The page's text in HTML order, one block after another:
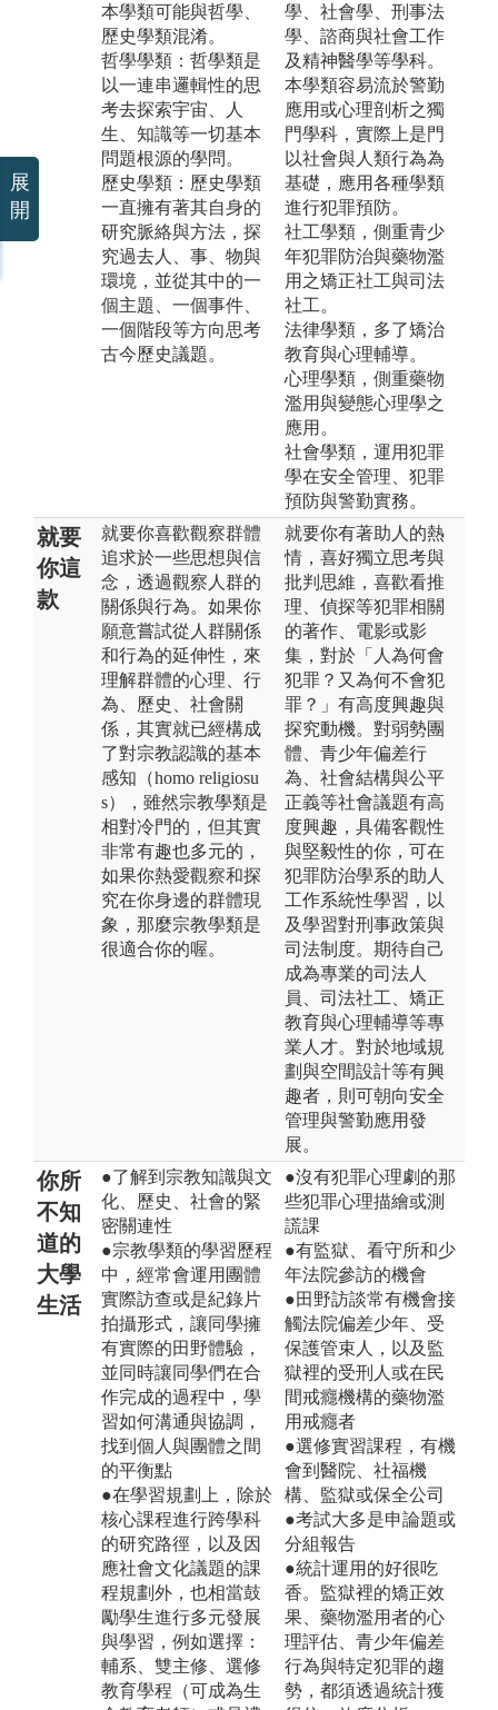
本學類可能與哲學、
歷史學類混淆。
哲學學類：哲學類是
以一連串邏輯性的思
考去探索宇宙、人
生、知識等一切基本
問題根源的學問。
歷史學類：歷史學類
一直擁有著其自身的
研究脈絡與方法，探
究過去人、事、物與
環境，並從其中的一
個主題、一個事件、
一個階段等方向思考
古今歷史議題。
學、社會學、刑事法
學、諮商與社會工作
及精神醫學等學科。
本學類容易流於警勤
應用或心理剖析之獨
門學科，實際上是門
以社會與人類行為為
基礎，應用各種學類
進行犯罪預防。
社工學類，側重青少
年犯罪防治與藥物濫
用之矯正社工與司法
社工。
法律學類，多了矯治
教育與心理輔導。
心理學類，側重藥物
濫用與變態心理學之
應用。
社會學類，運用犯罪
學在安全管理、犯罪
預防與警勤實務。
就要
你這
款
就要你喜歡觀察群體
追求於一些思想與信
念，透過觀察人群的
關係與行為。如果你
願意嘗試從人群關係
和行為的延伸性，來
理解群體的心理、行
為、歷史、社會關
係，其實就已經構成
了對宗教認識的基本
感知（homo religiosu
s），雖然宗教學類是
相對冷門的，但其實
非常有趣也多元的，
如果你熱愛觀察和探
究在你身邊的群體現
象，那麼宗教學類是
很適合你的喔。
就要你有著助人的熱
情，喜好獨立思考與
批判思維，喜歡看推
理、偵探等犯罪相關
的著作、電影或影
集，對於「人為何會
犯罪？又為何不會犯
罪？」有高度興趣與
探究動機。對弱勢團
體、青少年偏差行
為、社會結構與公平
正義等社會議題有高
度興趣，具備客觀性
與堅毅性的你，可在
犯罪防治學系的助人
工作系統性學習，以
及學習對刑事政策與
司法制度。期待自己
成為專業的司法人
員、司法社工、矯正
教育與心理輔導等專
業人才。對於地域規
劃與空間設計等有興
趣者，則可朝向安全
管理與警勤應用發
展。
你所
不知
道的
大學
生活
●了解到宗教知識與文
化、歷史、社會的緊
密關連性
●宗教學類的學習歷程
中，經常會運用團體
實際訪查或是紀錄片
拍攝形式，讓同學擁
有實際的田野體驗，
並同時讓同學們在合
作完成的過程中，學
習如何溝通與協調，
找到個人與團體之間
的平衡點
●在學習規劃上，除於
核心課程進行跨學科
的研究路徑，以及因
應社會文化議題的課
程規劃外，也相當鼓
勵學生進行多元發展
與學習，例如選擇：
輔系、雙主修、選修
教育學程（可成為生
●沒有犯罪心理劇的那
些犯罪心理描繪或測
謊課
●有監獄、看守所和少
年法院參訪的機會
●田野訪談常有機會接
觸法院偏差少年、受
保護管束人，以及監
獄裡的受刑人或在民
間戒癮機構的藥物濫
用戒癮者
●選修實習課程，有機
會到醫院、社福機
構、監獄或保全公司
●考試大多是申論題或
分組報告
●統計運用的好很吃
香。監獄裡的矯正效
果、藥物濫用者的心
理評估、青少年偏差
行為與特定犯罪的趨
勢，都須透過統計獲
展
開